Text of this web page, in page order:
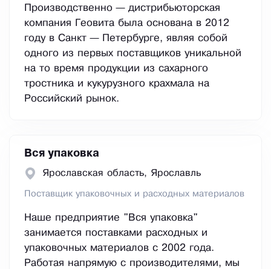
Производственно — дистрибьюторская
компания Геовита была основана в 2012
году в Санкт — Петербурге, являя собой
одного из первых поставщиков уникальной
на то время продукции из сахарного
тростника и кукурузного крахмала на
Российский рынок.
Вся упаковка
Ярославская область, Ярославль
Поставщик упаковочных и расходных материалов
Наше предприятие "Вся упаковка"
занимается поставками расходных и
упаковочных материалов с 2002 года.
Работая напрямую с производителями, мы